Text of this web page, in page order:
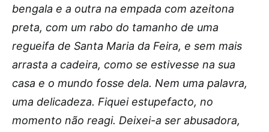
bengala e a outra na empada com azeitona
preta, com um rabo do tamanho de uma
regueifa de Santa Maria da Feira, e sem mais
arrasta a cadeira, como se estivesse na sua
casa e o mundo fosse dela. Nem uma palavra,
uma delicadeza. Fiquei estupefacto, no
momento não reagi. Deixei-a ser abusadora,